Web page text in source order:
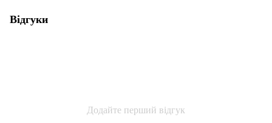
Відгуки
Додайте перший відгук